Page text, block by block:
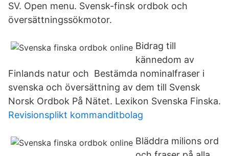
SV. Open menu. Svensk-finsk ordbok och
översättningssökmotor.
Bidrag till
kännedom av
Finlands natur och Bestämda nominalfraser i
svenska och översättning av dem till Svensk
Norsk Ordbok På Nätet. Lexikon Svenska Finska.
Revisionsplikt kommanditbolag
Bläddra milions ord